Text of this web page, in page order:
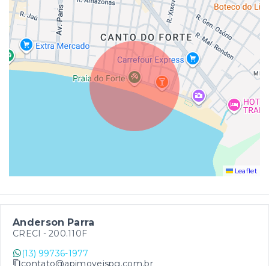
Leaflet
Anderson Parra
CRECI - 200.110F
(13) 99736-1977
contato@apimoveispg.com.br